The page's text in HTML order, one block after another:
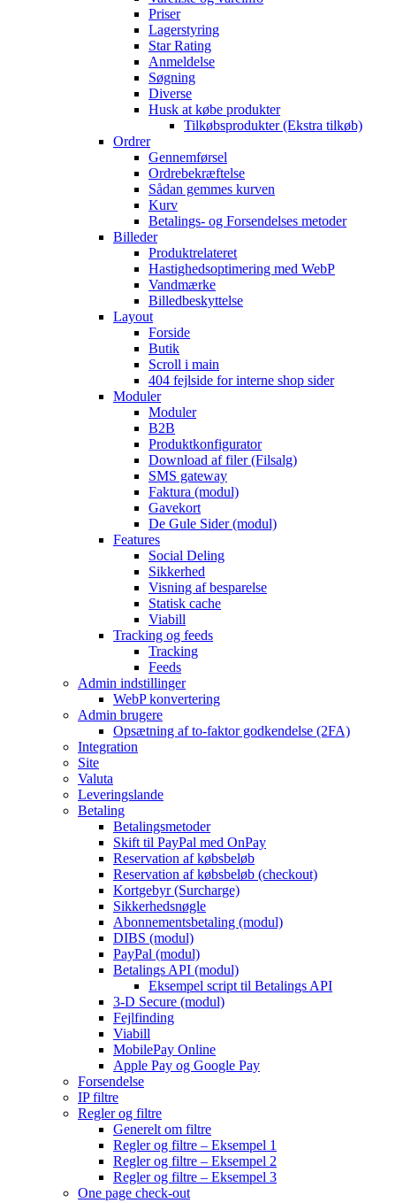
Priser
Lagerstyring
Star Rating
Anmeldelse
Søgning
Diverse
Husk at købe produkter
Tilkøbsprodukter (Ekstra tilkøb)
Ordrer
Gennemførsel
Ordrebekræftelse
Sådan gemmes kurven
Kurv
Betalings- og Forsendelses metoder
Billeder
Produktrelateret
Hastighedsoptimering med WebP
Vandmærke
Billedbeskyttelse
Layout
Forside
Butik
Scroll i main
404 fejlside for interne shop sider
Moduler
Moduler
B2B
Produktkonfigurator
Download af filer (Filsalg)
SMS gateway
Faktura (modul)
Gavekort
De Gule Sider (modul)
Features
Social Deling
Sikkerhed
Visning af besparelse
Statisk cache
Viabill
Tracking og feeds
Tracking
Feeds
Admin indstillinger
WebP konvertering
Admin brugere
Opsætning af to-faktor godkendelse (2FA)
Integration
Site
Valuta
Leveringslande
Betaling
Betalingsmetoder
Skift til PayPal med OnPay
Reservation af købsbeløb
Reservation af købsbeløb (checkout)
Kortgebyr (Surcharge)
Sikkerhedsnøgle
Abonnementsbetaling (modul)
DIBS (modul)
PayPal (modul)
Betalings API (modul)
Eksempel script til Betalings API
3-D Secure (modul)
Fejlfinding
Viabill
MobilePay Online
Apple Pay og Google Pay
Forsendelse
IP filtre
Regler og filtre
Generelt om filtre
Regler og filtre – Eksempel 1
Regler og filtre – Eksempel 2
Regler og filtre – Eksempel 3
One page check-out